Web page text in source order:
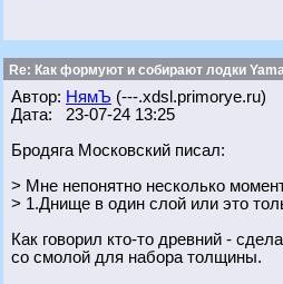
Re: Как формуют и собирают лодки
Автор: НямЪ (---.xdsl.primorye.ru)
Дата: 23-07-24 13:25
Бродяга Московский писал:
> Мне непонятно несколько
> 1.Днище в один слой или это
Как говорил кто-то древний -
со смолой для набора толщины.